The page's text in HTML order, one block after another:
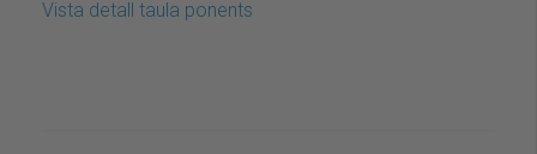
Vista detall taula ponents